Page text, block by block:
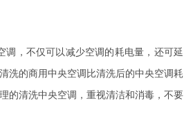
调，不仅可以减少空调的耗电量，还可延
洗的商用中央空调比清洗后的中央空调耗
的清洗中央空调，重视清洁和消毒，不要